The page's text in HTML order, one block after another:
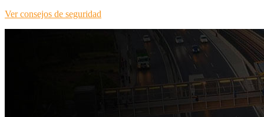
Ver consejos de seguridad